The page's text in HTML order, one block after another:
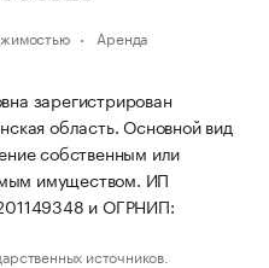
Аренда
зарегистрирован
область. Основной вид
собственным или
имуществом. ИП
и ОГРНИП:
источников.